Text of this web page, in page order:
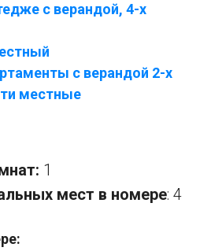
с верандой, 4-х
с верандой 2-х
местные
1
мест в номере: 4